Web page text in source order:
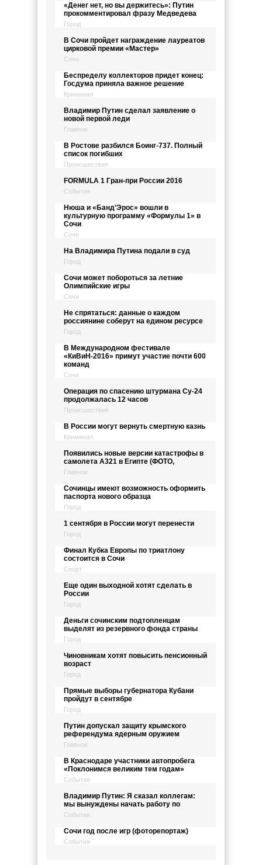
«Денег нет, но вы держитесь»: Путин
прокомментировал фразу Медведева
Город
В Сочи пройдет награждение лауреатов
цирковой премии «Мастер»
Сочи
Беспределу коллекторов придет конец:
Госдума приняла важное решение
Криминал
Владимир Путин сделал заявление о
новой первой леди
Главное
В Ростове разбился Боинг-737. Полный
список погибших
Происшествия
FORMULA 1 Гран-при России 2016
События
Нюша и «Банд’Эрос» вошли в
культурную программу «Формулы 1» в
Сочи
Сочи
На Владимира Путина подали в суд
Город
Сочи может побороться за летние
Олимпийские игры
Сочи
Не спрятаться: данные о каждом
россиянине соберут на едином ресурсе
Город
В Международном фестивале
«КиВиН-2016» примут участие почти 600
команд
Сочи
Операция по спасению штурмана Су-24
продолжалась 12 часов
Происшествия
В России могут вернуть смертную казнь
Криминал
Появились новые версии катастрофы в
самолета А321 в Египте (ФОТО,
Главное
Сочинцы имеют возможность оформить
паспорта нового образца
Город
1 сентября в России могут перенести
Город
Финал Кубка Европы по триатлону
состоится в Сочи
Спорт
Еще один выходной хотят сделать в
России
Город
Деньги сочинским подтопленцам
выделят из резервного фонда страны
Город
Чиновникам хотят повысить пенсионный
возраст
Город
Прямые выборы губернатора Кубани
пройдут в сентябре
Город
Путин допускал защиту крымского
референдума ядерным оружием
Главное
В Краснодаре участники автопробега
«Поклонимся великим тем годам»
События
Владимир Путин: Я сказал коллегам:
мы вынуждены начать работу по
События
Сочи год после игр (фоторепортаж)
События